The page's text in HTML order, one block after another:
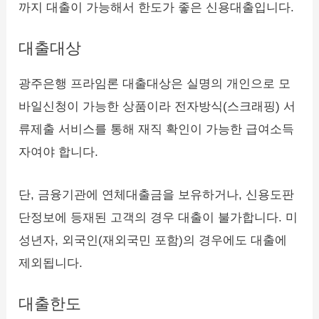
까지 대출이 가능해서 한도가 좋은 신용대출입니다.
대출대상
광주은행 프라임론 대출대상은 실명의 개인으로 모
바일신청이 가능한 상품이라 전자방식(스크래핑) 서
류제출 서비스를 통해 재직 확인이 가능한 급여소득
자여야 합니다.
단, 금융기관에 연체대출금을 보유하거나, 신용도판
단정보에 등재된 고객의 경우 대출이 불가합니다. 미
성년자, 외국인(재외국민 포함)의 경우에도 대출에
제외됩니다.
대출한도